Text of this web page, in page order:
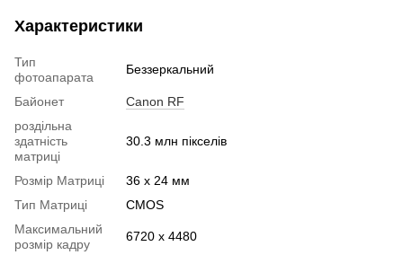
Характеристики
Тип
фотоапарата
Беззеркальний
Байонет
Canon RF
роздільна
здатність
матриці
30.3 млн пікселів
Розмір Матриці
36 х 24 мм
Тип Матриці
CMOS
Максимальний
розмір кадру
6720 x 4480